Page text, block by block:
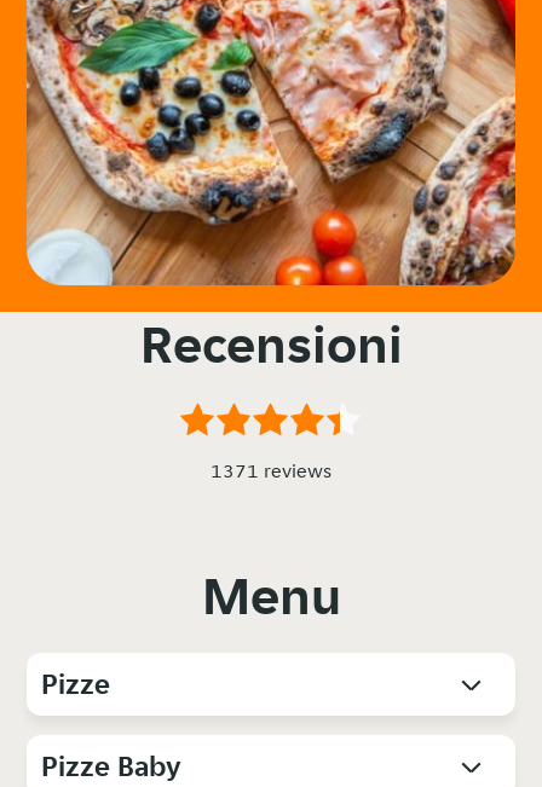
Recensioni
1371 reviews
Menu
Pizze
Pizze Baby